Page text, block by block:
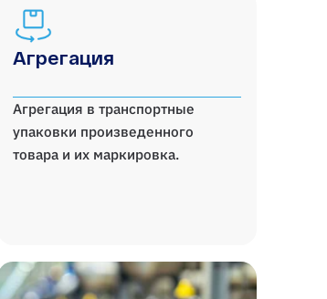
Агрегация
Агрегация в транспортные
упаковки произведенного
товара и их маркировка.